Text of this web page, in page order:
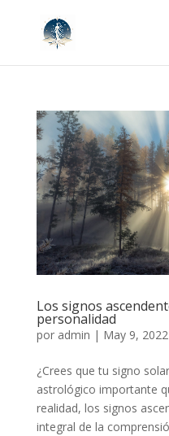
Los signos
personalidad
por admin | May 9, 2022
¿Crees que tu signo
astrológico importante
realidad, los signos
integral de la